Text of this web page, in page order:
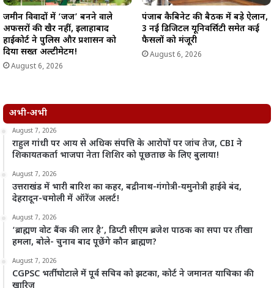
जमीन विवादों में ‘जज’ बनने वाले
अफसरों की खैर नहीं, इलाहाबाद
हाईकोर्ट ने पुलिस और प्रशासन को
दिया सख्त अल्टीमेटम!
August 6, 2026
पंजाब कैबिनेट की बैठक में बड़े ऐलान,
3 नई डिजिटल यूनिवर्सिटी समेत कई
फैसलों को मंजूरी
August 6, 2026
अभी-अभी
August 7, 2026
राहुल गांधी पर आय से अधिक संपत्ति के आरोपों पर जांच तेज, CBI ने
शिकायतकर्ता भाजपा नेता शिशिर को पूछताछ के लिए बुलाया!
August 7, 2026
उत्तराखंड में भारी बारिश का कहर, बद्रीनाथ-गंगोत्री-यमुनोत्री हाईवे बंद,
देहरादून-चमोली में ऑरेंज अलर्ट!
August 7, 2026
‘ब्राह्मण वोट बैंक की लार है’, डिप्टी सीएम ब्रजेश पाठक का सपा पर तीखा
हमला, बोले- चुनाव बाद पूछेंगे कौन ब्राह्मण?
August 7, 2026
CGPSC भर्ती घोटाले में पूर्व सचिव को झटका, कोर्ट ने जमानत याचिका की